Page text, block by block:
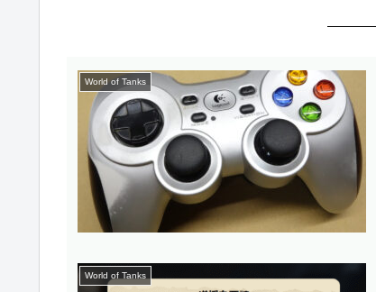
World of Tanks
World of Tanks